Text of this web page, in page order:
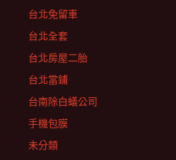
台北免留車
台北全套
台北房屋二胎
台北當鋪
台南除白蟻公司
手機包膜
未分類